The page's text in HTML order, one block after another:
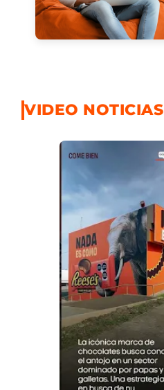
VIDEO NOTICIAS